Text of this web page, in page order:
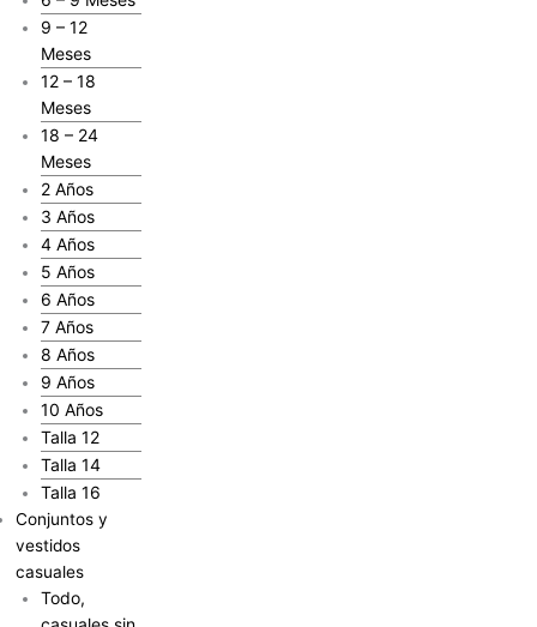
9 – 12
Meses
12 – 18
Meses
18 – 24
Meses
2 Años
3 Años
4 Años
5 Años
6 Años
7 Años
8 Años
9 Años
10 Años
Talla 12
Talla 14
Talla 16
Conjuntos y
vestidos
casuales
Todo,